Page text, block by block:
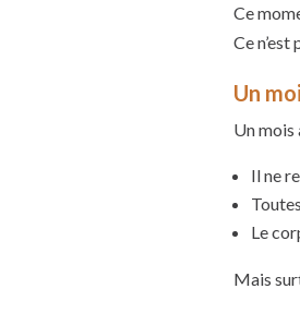
Ce
Ce
Un
Un mois
Il ne
Le
Mais